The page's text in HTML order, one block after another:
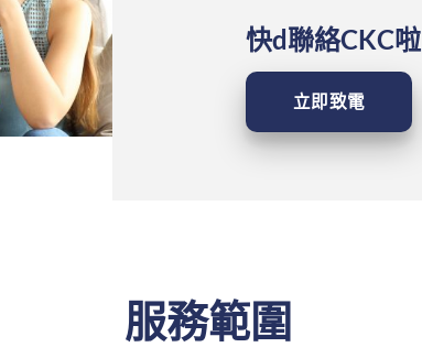
快d聯絡CKC啦
立即致電
服務範圍